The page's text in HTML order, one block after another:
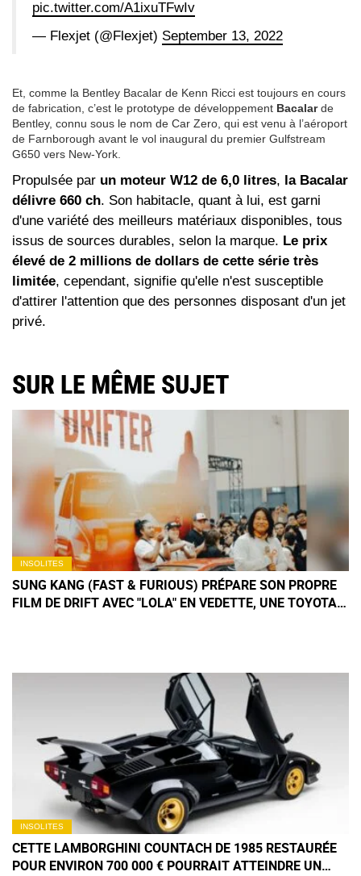
pic.twitter.com/A1ixuTFwIv
— Flexjet (@Flexjet) September 13, 2022
Et, comme la Bentley Bacalar de Kenn Ricci est toujours en cours
de fabrication, c’est le prototype de développement Bacalarde
Bentley, connu sous le nom de Car Zero, qui est venu à l’aéroport
de Farnborough avant le vol inaugural du premier Gulfstream
G650 vers New-York.
Propulsée par un moteur W12 de 6,0 litres, la Bacalar
délivre 660 ch. Son habitacle, quant à lui, est garni
d'une variété des meilleurs matériaux disponibles, tous
issus de sources durables, selon la marque. Le prix
élevé de 2 millions de dollars de cette série très
limitée, cependant, signifie qu'elle n'est susceptible
d'attirer l'attention que des personnes disposant d'un jet
privé.
SUR LE MÊME SUJET
INSOLITES
SUNG KANG (FAST & FURIOUS) PRÉPARE SON PROPRE
FILM DE DRIFT AVEC "LOLA" EN VEDETTE, UNE TOYOTA
INSOLITES
CETTE LAMBORGHINI COUNTACH DE 1985 RESTAURÉE
POUR ENVIRON 700 000 € POURRAIT ATTEINDRE UN